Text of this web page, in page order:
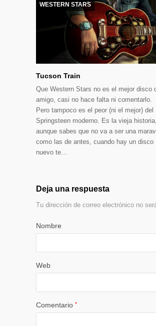
WESTERN STARS
Tucson Train
Que Western Stars no es el mejor disco
amigo, casi no hace falta ni comentarlo.
Pero tampoco es el peor (ni el mejor) del
Springsteen moderno. Es la vieja historia,
aunque sabes que no va a ser una
como las de antes, cuando hay un disco
nuevo te…
Deja una respuesta
Tu dirección de correo electrónico no
Nombre
Web
Comentario *